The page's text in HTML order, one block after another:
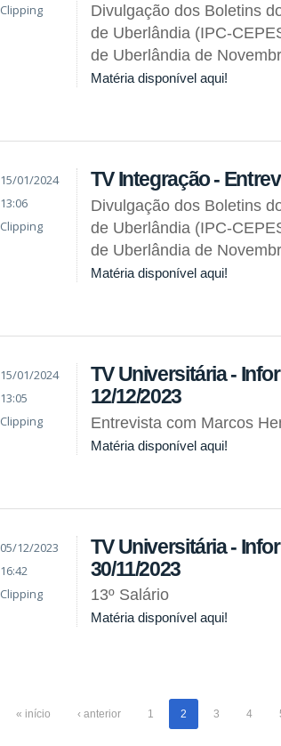
Clipping
Divulgação dos Boletins
de Uberlândia (IPC-
de Uberlândia de
Matéria disponível aqui!
15/01/2024
13:06
Clipping
TV Integração -
Divulgação dos Boletins
de Uberlândia (IPC-
de Uberlândia de
Matéria disponível aqui!
15/01/2024
13:05
Clipping
TV Universitária -
12/12/2023
Entrevista com Marcos
Matéria disponível aqui!
05/12/2023
16:42
Clipping
TV Universitária -
30/11/2023
13º Salário
Matéria disponível aqui!
« início ‹ anterior 1 2 3 4